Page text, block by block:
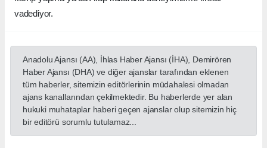
vadediyor.
Anadolu Ajansı (AA), İhlas Haber Ajansı (İHA), Demirören
Haber Ajansı (DHA) ve diğer ajanslar tarafından eklenen
tüm haberler, sitemizin editörlerinin müdahalesi olmadan
ajans kanallarından çekilmektedir. Bu haberlerde yer alan
hukuki muhataplar haberi geçen ajanslar olup sitemizin hiç
bir editörü sorumlu tutulamaz...